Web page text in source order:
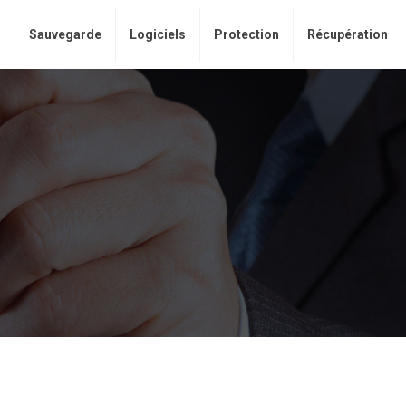
Sauvegarde Logiciels Protection Récupération